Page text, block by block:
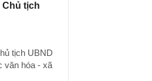
Chủ tịch
tịch UBND
văn hóa - xã